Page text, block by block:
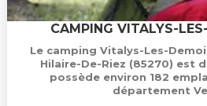
CAMPING VITALYS-
Le camping Vitalys-Les-
Hilaire-De-Riez (85270) est
possède environ 182
département